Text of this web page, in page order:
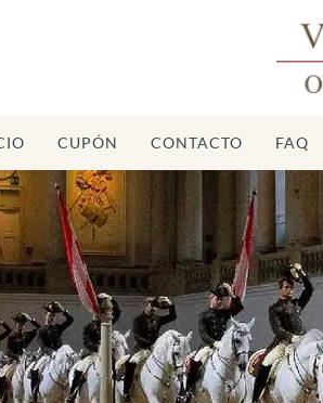
CUPÓN CONTACTO FAQ